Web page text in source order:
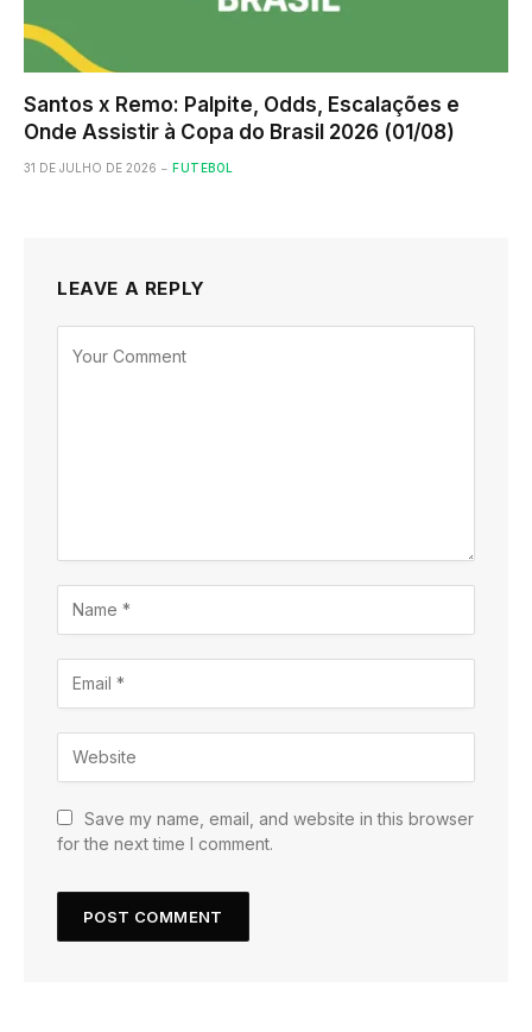
Santos x Remo: Palpite, Odds, Escalações e
Onde Assistir à Copa do Brasil 2026 (01/08)
31 DE JULHO DE 2026 FUTEBOL
LEAVE A REPLY
Save my name, email, and website in this browser
for the next time I comment.